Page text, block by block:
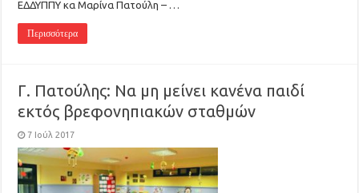
ΕΔΔΥΠΠΥ κα Μαρίνα Πατούλη – …
Περισσότερα
Γ. Πατούλης: Να μη μείνει κανένα παιδί
εκτός βρεφονηπιακών σταθμών
7 Ιούλ 2017